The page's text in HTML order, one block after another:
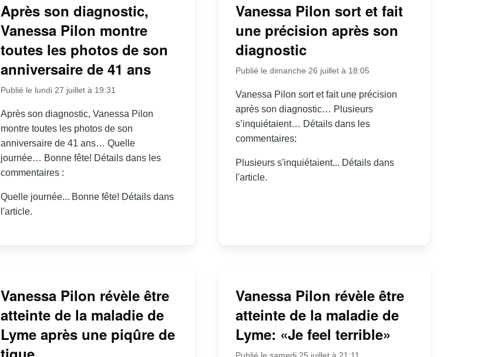
Après son diagnostic,
Vanessa Pilon montre
toutes les photos de son
anniversaire de 41 ans
Publié le lundi 27 juillet à 19:31
Après son diagnostic, Vanessa Pilon
montre toutes les photos de son
anniversaire de 41 ans… Quelle
journée… Bonne fête! Détails dans les
commentaires :
Quelle journée... Bonne fête! Détails dans
l'article.
Vanessa Pilon sort et fait
une précision après son
diagnostic
Publié le dimanche 26 juillet à 18:05
Vanessa Pilon sort et fait une précision
après son diagnostic… Plusieurs
s’inquiétaient… Détails dans les
commentaires:
Plusieurs s'inquiétaient... Détails dans
l'article.
Vanessa Pilon révèle être
atteinte de la maladie de
Lyme après une piqûre de
Vanessa Pilon révèle être
atteinte de la maladie de
Lyme: «Je feel terrible»
Publié le samedi 25 juillet à 21:11